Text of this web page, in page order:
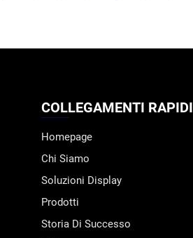
COLLEGAMENTI RAPIDI
Homepage
Chi Siamo
Soluzioni Display
Prodotti
Storia Di Successo